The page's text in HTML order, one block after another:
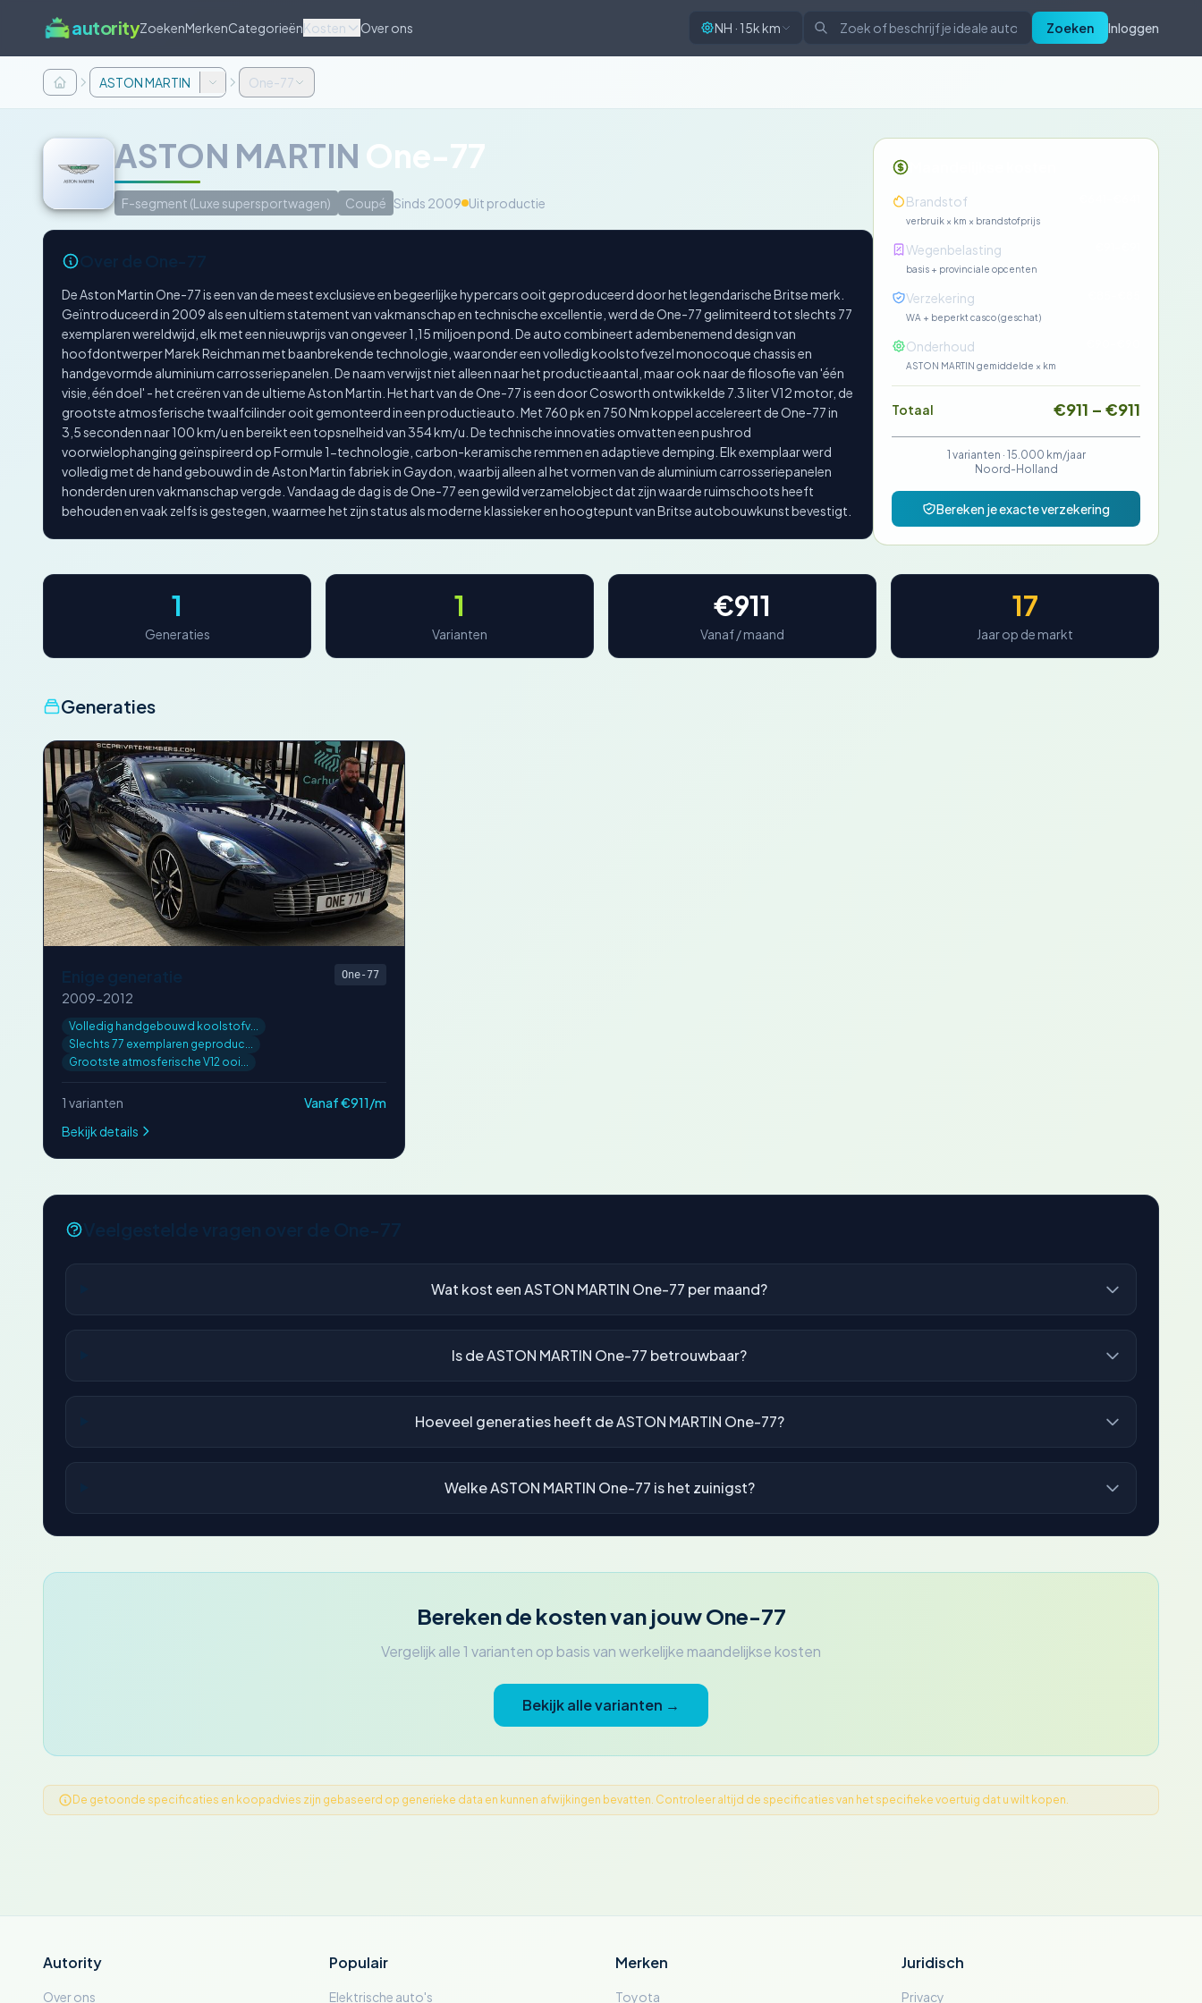
autorityZoekenMerkenCategorieënKosten Over ons NH · 15k km Zoeken Inloggen
ASTON MARTIN One-77
ASTON MARTIN One-77
F-segment (Luxe supersportwagen) Coupé Sinds 2009 Uit productie
De Aston Martin One-77 is een van de meest exclusieve en begeerlijke hypercars ooit geproduceerd door het legendarische Britse merk.
Geïntroduceerd in 2009 als een ultiem statement van vakmanschap en technische excellentie, werd de One-77 gelimiteerd tot slechts 77
exemplaren wereldwijd, elk met een nieuwprijs van ongeveer 1,15 miljoen pond. De auto combineert adembenemend design van
hoofdontwerper Marek Reichman met baanbrekende technologie, waaronder een volledig koolstofvezel monocoque chassis en
handgevormde aluminium carrosseriepanelen. De naam verwijst niet alleen naar het productieaantal, maar ook naar de filosofie van 'één
visie, één doel' - het creëren van de ultieme Aston Martin. Het hart van de One-77 is een door Cosworth ontwikkelde 7.3 liter V12 motor, de
grootste atmosferische twaalfcilinder ooit gemonteerd in een productieauto. Met 760 pk en 750 Nm koppel accelereert de One-77 in
3,5 seconden naar 100 km/u en bereikt een topsnelheid van 354 km/u. De technische innovaties omvatten een pushrod
voorwielophanging geïnspireerd op Formule 1-technologie, carbon-keramische remmen en adaptieve demping. Elk exemplaar werd
volledig met de hand gebouwd in de Aston Martin fabriek in Gaydon, waarbij alleen al het vormen van de aluminium carrosseriepanelen
honderden uren vakmanschap vergde. Vandaag de dag is de One-77 een gewild verzamelobject dat zijn waarde ruimschoots heeft
behouden en vaak zelfs is gestegen, waarmee het zijn status als moderne klassieker en hoogtepunt van Britse autobouwkunst bevestigt.
Brandstof
verbruik × km × brandstofprijs
Wegenbelasting
basis + provinciale opcenten
Verzekering
WA + beperkt casco (geschat)
Onderhoud
ASTON MARTIN gemiddelde × km
Totaal €911 – €911
1 varianten · 15.000 km/jaar
Noord-Holland
Bereken je exacte verzekering
1
Generaties
1
Varianten
€911
Vanaf / maand
17
Jaar op de markt
Generaties
2009-2012
One-77
Volledig handgebouwd koolstofv...
Slechts 77 exemplaren geproduc...
Grootste atmosferische V12 ooi...
1 varianten
Vanaf €911/m
Bekijk details
Wat kost een ASTON MARTIN One-77 per maand?
Is de ASTON MARTIN One-77 betrouwbaar?
Hoeveel generaties heeft de ASTON MARTIN One-77?
Welke ASTON MARTIN One-77 is het zuinigst?
Bereken de kosten van jouw One-77
Vergelijk alle 1 varianten op basis van werkelijke maandelijkse kosten
Bekijk alle varianten →
De getoonde specificaties en koopadvies zijn gebaseerd op generieke data en kunnen afwijkingen bevatten. Controleer altijd de specificaties van het specifieke voertuig dat u wilt kopen.
Autority
Over ons
Populair
Elektrische auto's
Merken
Toyota
Juridisch
Privacy